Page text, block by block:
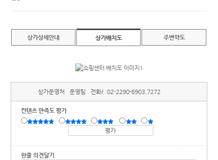
상가상세안내 상가배치도 주변약도
상가운영처 운영팀 전화/ :02-2290-6903,7272
컨텐츠 만족도 평가
한줄 의견달기